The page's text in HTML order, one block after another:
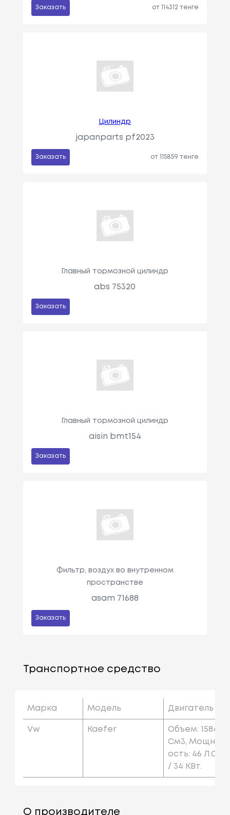
Заказать от 114312 тенге
Цилиндр
japanparts pf2023
Заказать от 115859 тенге
Главный тормозной цилиндр
abs 75320
Заказать
Главный тормозной цилиндр
aisin bmt154
Заказать
Фильтр, воздух во внутренном
пространстве
asam 71688
Заказать
Транспортное средство
Марка Модель Двигатель
Vw Kaefer
Объем: 1584
См3, Мощн
Ость: 46 Л.с.
/ 34 КВт.
О производителе